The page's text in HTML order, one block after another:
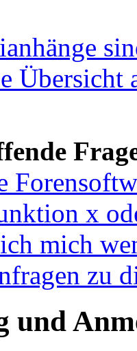
Übersicht
x
mich
zu
und